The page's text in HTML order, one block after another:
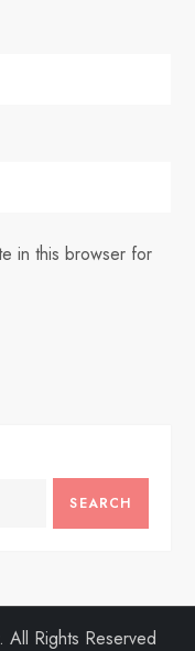
in this browser for
SEARCH
Rights Reserved